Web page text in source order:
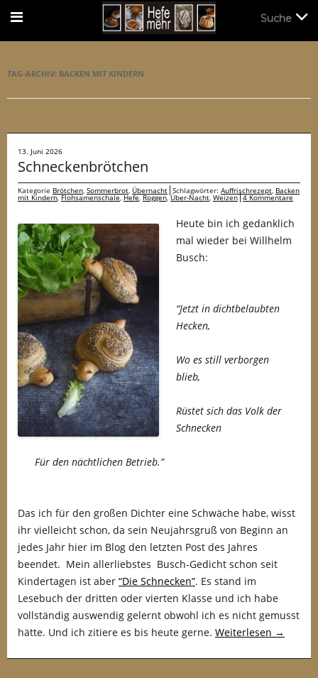
TAG-ARCHIV: BACKEN MIT KINDERN
13. Juni 2026
Schneckenbrötchen
Kategorie Brötchen, Sommerbrot, Übernacht Schlagwörter: Auffrischrezept, Backen
mit Kindern,Flohsamenschale,Hefe,Roggen,Über-Nacht, Weizen 4 Kommentare
Heute bin ich gedanklich
mal wieder bei Willhelm
Busch:
“Jetzt in dichtbelaubten
Hecken,
Wo es still verborgen
blieb,
Rüstet sich das Volk der
Schnecken
Für den nächtlichen Betrieb.”
Das ich für den großen Dichter eine Schwäche habe, wisst
ihr vielleicht schon, da sein Neujahrsgruß von Beginn an
jedes Jahr hier im Blog den letzten Post des Jahres
beendet. Mein allerliebstes Busch-Gedicht schon seit
Kindertagen ist aber “Die Schnecken”. Es stand im
Lesebuch der dritten oder vierten Klasse und ich habe
vollständig auswendig gelernt obwohl ich es nicht gemusst
hätte. Und ich zitiere es bis heute gerne. Weiterlesen →
Suche
Suche